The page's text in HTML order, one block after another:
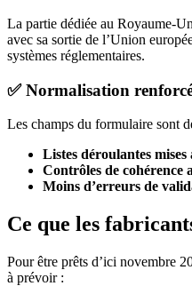
La partie dédiée au Royaume-
avec sa sortie de l’Union
systèmes réglementaires.
✅ Normalisation
Les champs du formulaire sont
Listes déroulantes
Contrôles de cohérence
Moins d’erreurs de
Ce que les
Pour être prêts d’ici novembre
à prévoir :